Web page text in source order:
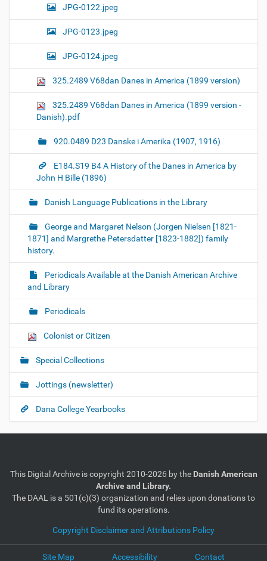
JPG-0122.jpeg
JPG-0123.jpeg
JPG-0124.jpeg
325.2489 V68dan Danes in America (1899 version)
325.2489 V68dan Danes in America (1899 version -
Danish).pdf
920.0489 D23 Danske i Amerika (1907, 1916)
E184.S19 B4 A History of the Danes in America by
John H Bille (1896)
Danish Language Publications in the Library
George and Margaret Nelson (Jorgen Nielsen [1821-
1871] and Margrethe Petersdatter [1823-1882]) family
history.
Periodicals Available at the Danish American Archive
and Library
Periodicals
Colonist or Citizen
Special Collections
Jottings (newsletter)
Dana College Yearbooks
This Digital Archive is copyright 2010-2026 by the Danish American
Archive and Library.
The DAAL is a 501(c)(3) organization and relies upon donations to
fund its operations.
Copyright Disclaimer and Attributions Policy
Site Map Accessibility Contact